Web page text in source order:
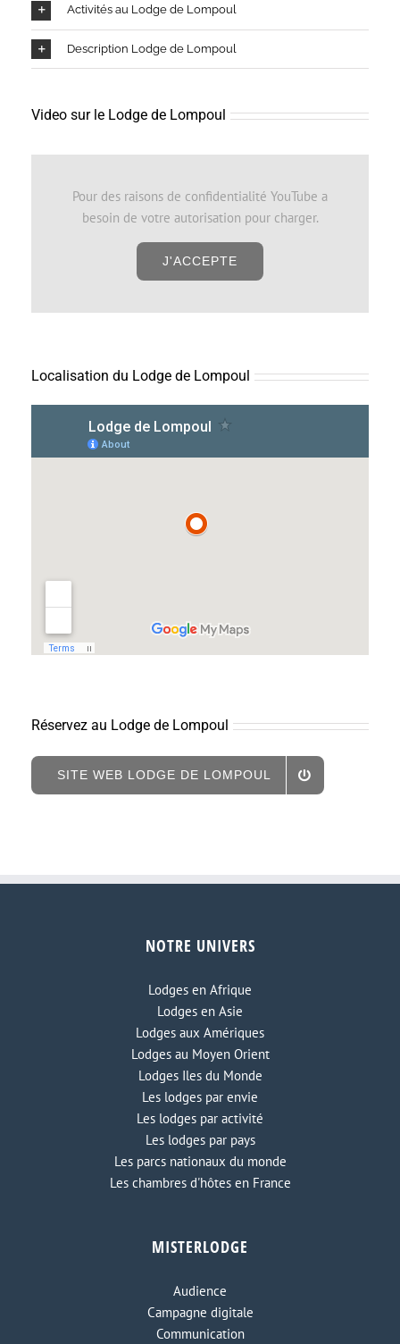
Activités au Lodge de Lompoul
Description Lodge de Lompoul
Video sur le Lodge de Lompoul
Pour des raisons de confidentialité YouTube a
besoin de votre autorisation pour charger.
J'ACCEPTE
Localisation du Lodge de Lompoul
Réservez au Lodge de Lompoul
SITE WEB LODGE DE LOMPOUL
NOTRE UNIVERS
Lodges en Afrique
Lodges en Asie
Lodges aux Amériques
Lodges au Moyen Orient
Lodges Iles du Monde
Les lodges par envie
Les lodges par activité
Les lodges par pays
Les parcs nationaux du monde
Les chambres d'hôtes en France
MISTERLODGE
Audience
Campagne digitale
Communication